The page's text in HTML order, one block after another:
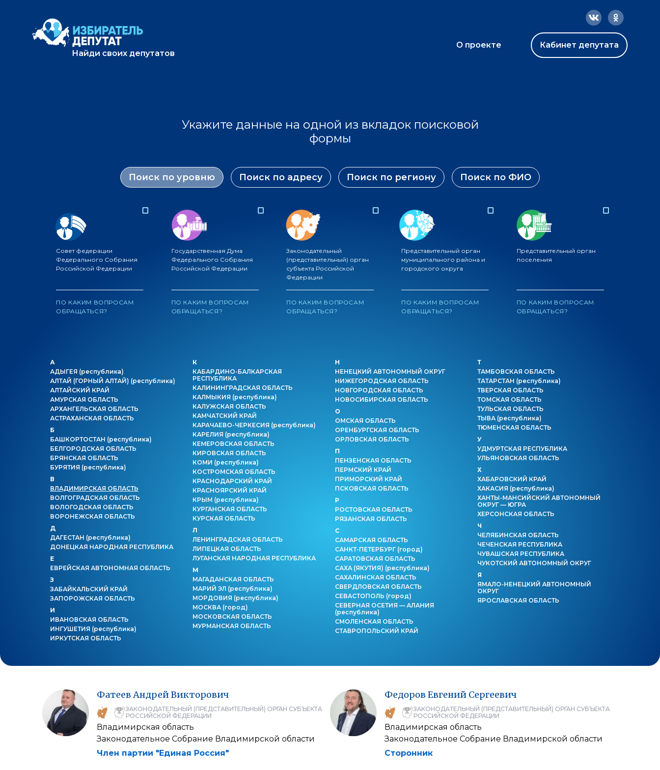
Найди своих депутатов
О проекте Кабинет депутата
Укажите данные на одной из вкладок поисковой
формы
Поиск по уровню Поиск по адресу Поиск по региону Поиск по ФИО
Совет федерации
Федерального Собрания
Российской Федерации
ПО КАКИМ ВОПРОСАМ
ОБРАЩАТЬСЯ?
Государственная Дума
Федерального Собрания
Российской Федерации
ПО КАКИМ ВОПРОСАМ
ОБРАЩАТЬСЯ?
Законодательный
(представительный) орган
субъекта Российской
Федерации
ПО КАКИМ ВОПРОСАМ
ОБРАЩАТЬСЯ?
Представительный орган
муниципального района и
городского округа
ПО КАКИМ ВОПРОСАМ
ОБРАЩАТЬСЯ?
Представительный орган
поселения
ПО КАКИМ ВОПРОСАМ
ОБРАЩАТЬСЯ?
А
АДЫГЕЯ (республика)
АЛТАЙ (ГОРНЫЙ АЛТАЙ) (республика)
АЛТАЙСКИЙ КРАЙ
АМУРСКАЯ ОБЛАСТЬ
АРХАНГЕЛЬСКАЯ ОБЛАСТЬ
АСТРАХАНСКАЯ ОБЛАСТЬ
Б
БАШКОРТОСТАН (республика)
БЕЛГОРОДСКАЯ ОБЛАСТЬ
БРЯНСКАЯ ОБЛАСТЬ
БУРЯТИЯ (республика)
В
ВЛАДИМИРСКАЯ ОБЛАСТЬ
ВОЛГОГРАДСКАЯ ОБЛАСТЬ
ВОЛОГОДСКАЯ ОБЛАСТЬ
ВОРОНЕЖСКАЯ ОБЛАСТЬ
Д
ДАГЕСТАН (республика)
ДОНЕЦКАЯ НАРОДНАЯ РЕСПУБЛИКА
Е
ЕВРЕЙСКАЯ АВТОНОМНАЯ ОБЛАСТЬ
З
ЗАБАЙКАЛЬСКИЙ КРАЙ
ЗАПОРОЖСКАЯ ОБЛАСТЬ
И
ИВАНОВСКАЯ ОБЛАСТЬ
ИНГУШЕТИЯ (республика)
ИРКУТСКАЯ ОБЛАСТЬ
К
КАБАРДИНО-БАЛКАРСКАЯ
РЕСПУБЛИКА
КАЛИНИНГРАДСКАЯ ОБЛАСТЬ
КАЛМЫКИЯ (республика)
КАЛУЖСКАЯ ОБЛАСТЬ
КАМЧАТСКИЙ КРАЙ
КАРАЧАЕВО-ЧЕРКЕСИЯ (республика)
КАРЕЛИЯ (республика)
КЕМЕРОВСКАЯ ОБЛАСТЬ
КИРОВСКАЯ ОБЛАСТЬ
КОМИ (республика)
КОСТРОМСКАЯ ОБЛАСТЬ
КРАСНОДАРСКИЙ КРАЙ
КРАСНОЯРСКИЙ КРАЙ
КРЫМ (республика)
КУРГАНСКАЯ ОБЛАСТЬ
КУРСКАЯ ОБЛАСТЬ
Л
ЛЕНИНГРАДСКАЯ ОБЛАСТЬ
ЛИПЕЦКАЯ ОБЛАСТЬ
ЛУГАНСКАЯ НАРОДНАЯ РЕСПУБЛИКА
М
МАГАДАНСКАЯ ОБЛАСТЬ
МАРИЙ ЭЛ (республика)
МОРДОВИЯ (республика)
МОСКВА (город)
МОСКОВСКАЯ ОБЛАСТЬ
МУРМАНСКАЯ ОБЛАСТЬ
Н
НЕНЕЦКИЙ АВТОНОМНЫЙ ОКРУГ
НИЖЕГОРОДСКАЯ ОБЛАСТЬ
НОВГОРОДСКАЯ ОБЛАСТЬ
НОВОСИБИРСКАЯ ОБЛАСТЬ
О
ОМСКАЯ ОБЛАСТЬ
ОРЕНБУРГСКАЯ ОБЛАСТЬ
ОРЛОВСКАЯ ОБЛАСТЬ
П
ПЕНЗЕНСКАЯ ОБЛАСТЬ
ПЕРМСКИЙ КРАЙ
ПРИМОРСКИЙ КРАЙ
ПСКОВСКАЯ ОБЛАСТЬ
Р
РОСТОВСКАЯ ОБЛАСТЬ
РЯЗАНСКАЯ ОБЛАСТЬ
С
САМАРСКАЯ ОБЛАСТЬ
САНКТ-ПЕТЕРБУРГ (город)
САРАТОВСКАЯ ОБЛАСТЬ
САХА (ЯКУТИЯ) (республика)
САХАЛИНСКАЯ ОБЛАСТЬ
СВЕРДЛОВСКАЯ ОБЛАСТЬ
СЕВАСТОПОЛЬ (город)
СЕВЕРНАЯ ОСЕТИЯ — АЛАНИЯ
(республика)
СМОЛЕНСКАЯ ОБЛАСТЬ
СТАВРОПОЛЬСКИЙ КРАЙ
Т
ТАМБОВСКАЯ ОБЛАСТЬ
ТАТАРСТАН (республика)
ТВЕРСКАЯ ОБЛАСТЬ
ТОМСКАЯ ОБЛАСТЬ
ТУЛЬСКАЯ ОБЛАСТЬ
ТЫВА (республика)
ТЮМЕНСКАЯ ОБЛАСТЬ
У
УДМУРТСКАЯ РЕСПУБЛИКА
УЛЬЯНОВСКАЯ ОБЛАСТЬ
Х
ХАБАРОВСКИЙ КРАЙ
ХАКАСИЯ (республика)
ХАНТЫ-МАНСИЙСКИЙ АВТОНОМНЫЙ
ОКРУГ — ЮГРА
ХЕРСОНСКАЯ ОБЛАСТЬ
Ч
ЧЕЛЯБИНСКАЯ ОБЛАСТЬ
ЧЕЧЕНСКАЯ РЕСПУБЛИКА
ЧУВАШСКАЯ РЕСПУБЛИКА
ЧУКОТСКИЙ АВТОНОМНЫЙ ОКРУГ
Я
ЯМАЛО-НЕНЕЦКИЙ АВТОНОМНЫЙ
ОКРУГ
ЯРОСЛАВСКАЯ ОБЛАСТЬ
Фатеев АндрейВикторович
ЗАКОНОДАТЕЛЬНЫЙ (ПРЕДСТАВИТЕЛЬНЫЙ) ОРГАН СУБЪЕКТА
РОССИЙСКОЙ ФЕДЕРАЦИИ
Владимирская область
Законодательное Собрание Владимирской области
Член партии "Единая Россия"
Федоров Евгений Сергеевич
ЗАКОНОДАТЕЛЬНЫЙ (ПРЕДСТАВИТЕЛЬНЫЙ) ОРГАН СУБЪЕКТА
РОССИЙСКОЙ ФЕДЕРАЦИИ
Владимирская область
Законодательное Собрание Владимирской области
Сторонник